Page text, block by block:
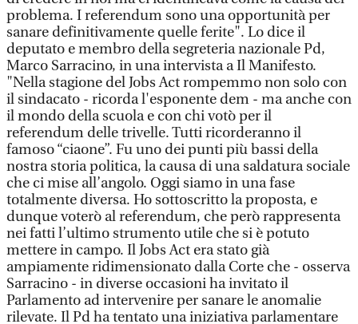
problema. I referendum sono una opportunità per
sanare definitivamente quelle ferite". Lo dice il
deputato e membro della segreteria nazionale Pd,
Marco Sarracino, in una intervista a Il Manifesto.
"Nella stagione del Jobs Act rompemmo non solo con
il sindacato - ricorda l'esponente dem - ma anche con
il mondo della scuola e con chi votò per il
referendum delle trivelle. Tutti ricorderanno il
famoso “ciaone”. Fu uno dei punti più bassi della
nostra storia politica, la causa di una saldatura sociale
che ci mise all’angolo. Oggi siamo in una fase
totalmente diversa. Ho sottoscritto la proposta, e
dunque voterò al referendum, che però rappresenta
nei fatti l’ultimo strumento utile che si è potuto
mettere in campo. Il Jobs Act era stato già
ampiamente ridimensionato dalla Corte che - osserva
Sarracino - in diverse occasioni ha invitato il
Parlamento ad intervenire per sanare le anomalie
rilevate. Il Pd ha tentato una iniziativa parlamentare